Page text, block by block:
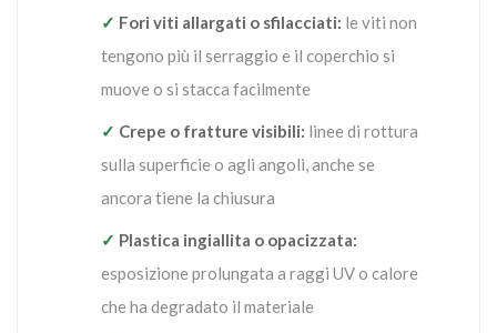
✓ Fori viti allargati o sfilacciati: le viti non
tengono più il serraggio e il coperchio si
muove o si stacca facilmente
✓ Crepe o fratture visibili: linee di rottura
sulla superficie o agli angoli, anche se
ancora tiene la chiusura
✓ Plastica ingiallita o opacizzata:
esposizione prolungata a raggi UV o calore
che ha degradato il materiale